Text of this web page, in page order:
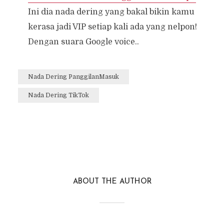
Ini dia nada dering yang bakal bikin kamu
kerasa jadi VIP setiap kali ada yang nelpon!
Dengan suara Google voice..
Nada Dering PanggilanMasuk
Nada Dering TikTok
ABOUT THE AUTHOR